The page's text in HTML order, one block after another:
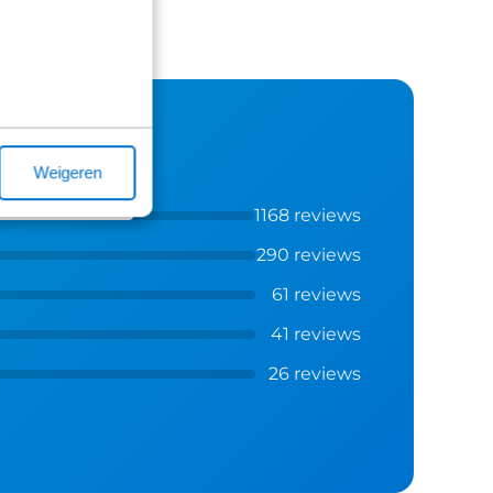
Weigeren
1168 reviews
290 reviews
61 reviews
41 reviews
26 reviews